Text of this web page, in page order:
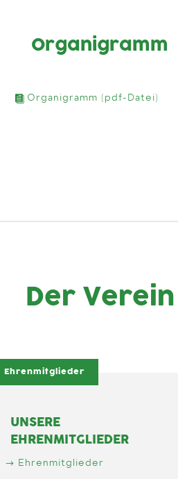
Organigramm
Organigramm (pdf-Datei)
Der Verein
Ehrenmitglieder
UNSERE
EHRENMITGLIEDER
Ehrenmitglieder